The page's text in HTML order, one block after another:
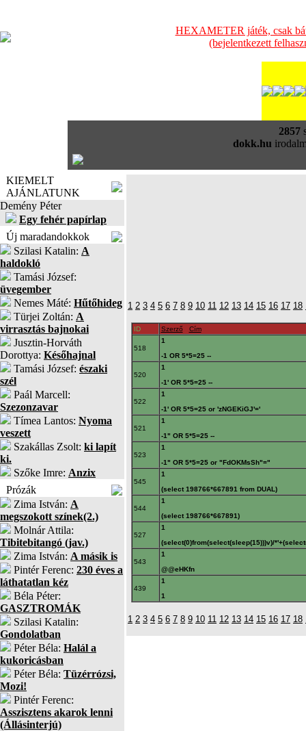
HEXAMETER játék, csak
(bejelentkezett
2857
dokk.hu
KIEMELT
AJÁNLATUNK
Demény Péter
Egy fehér papírlap
Új maradandokkok
Szilasi Katalin: A
haldokló
Tamási József:
üvegember
Nemes Máté: Hűtőhideg
Türjei Zoltán: A
virrasztás bajnokai
Jusztin-Horváth
Dorottya: Későhajnal
Tamási József: északi
szél
Paál Marcell:
Szezonzavar
Tímea Lantos: Nyoma
veszett
Szakállas Zsolt: ki lapít
ki.
Szőke Imre: Anzix
Prózák
Zima István: A
megszokott színek(2.)
Molnár Attila:
Tibitebitangó (jav.)
Zima István: A másik is
Pintér Ferenc: 230 éves a
láthatatlan kéz
Béla Péter:
GASZTROMÁK
Szilasi Katalin:
Gondolatban
Péter Béla: Halál a
kukoricásban
Péter Béla: Tüzérrózsi,
Mozi!
Pintér Ferenc:
Asszisztens akarok lenni
(Állásinterjú)
1 2 3 4 5 6 7 8 9 10 11 12 13 14 15 16 17 18
ID Szerző Cím
518
1
-1 OR 5*5=25 --
520
1
-1' OR 5*5=25 --
522
1
-1' OR 5*5=25 or 'zNGEKiGJ'='
521
1
-1" OR 5*5=25 --
523
1
-1" OR 5*5=25 or "FdOKMsSh"="
545
1
(select 198766*667891 from DUAL)
544
1
(select 198766*667891)
527
1
(select(0)from(select(sleep(15)))v)/
543
1
@@eHKfn
439
1
1
1 2 3 4 5 6 7 8 9 10 11 12 13 14 15 16 17 18